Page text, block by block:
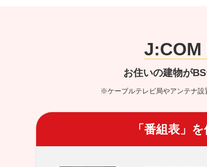
J:COM
お住いの建物が
※ケーブルテレビ局やアンテナ設
「番組表」を